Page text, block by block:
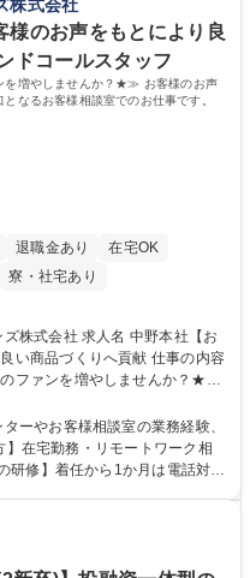
株式会社
様のお声をもとにより良
ドコールスタッフ
を増やしませんか？★≫ お客様のお声
なるお客様相談室でのお仕事です。
退職金あり
在宅OK
寮・社宅あり
中野本社【お
づくりへ貢献 仕事の内容
ファンを増やしませんか？★≫
していく上で、窓口となるお客
様からの声に迅速かつ誠意をも
内活動に反映しています。 【具
お客様
品づくりへ貢献
ーやお客様相談室の業務経験、
在宅勤務・リモートワーク相
キリングループの広報機能を担
し、磨き上げたホスピタリティ